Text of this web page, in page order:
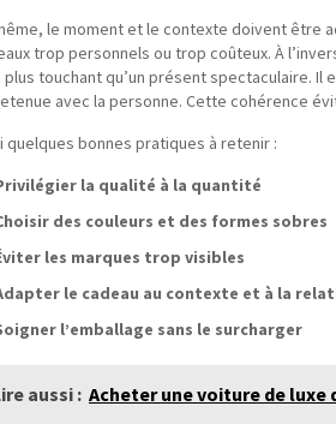
le moment et le contexte doivent être
trop personnels ou trop coûteux. À
touchant qu’un présent spectaculaire. Il
avec la personne. Cette cohérence
quelques bonnes pratiques à retenir :
la qualité à la quantité
des couleurs et des formes sobres
les marques trop visibles
le cadeau au contexte et à la
l’emballage sans le surcharger
aussi : Acheter une voiture de luxe